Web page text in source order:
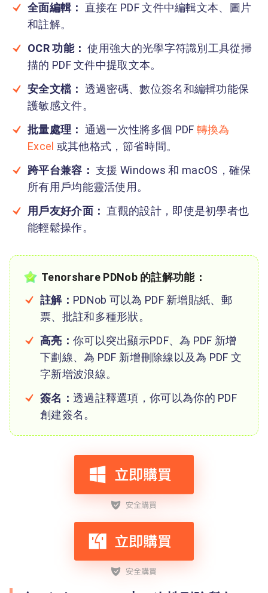
全面編輯：
直接在 PDF 文件中編輯文本、圖片
和註解。
OCR 功能： 使用強大的光學字符識別工具從掃
描的 PDF 文件中提取文本。
安全文檔： 透過密碼、數位簽名和編輯功能保
護敏感文件。
批量處理： 通過一次性將多個 PDF 轉換為
Excel 或其他格式，節省時間。
跨平台兼容： 支援 Windows 和 macOS，確保
所有用戶均能靈活使用。
用戶友好介面： 直觀的設計，即使是初學者也
能輕鬆操作。
Tenorshare PDNob 的註解功能：
註解： PDNob 可以為 PDF 新增貼紙、郵
票、批註和多種形狀。
高亮： 你可以突出顯示PDF、為 PDF 新增
下劃線、為 PDF 新增刪除線以及為 PDF 文
字新增波浪線。
簽名： 透過註釋選項，你可以為你的 PDF
創建簽名。